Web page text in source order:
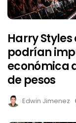
Harry Styles
podrían
económica
de pesos
Edwin Jimenez